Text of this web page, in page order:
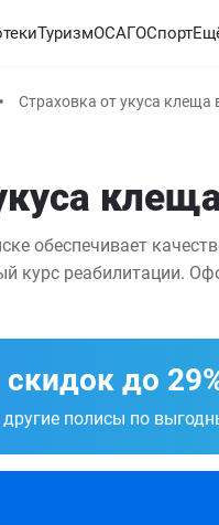
ТуризмОСАГОСпорт
Страховка от укуса клеща
обеспечивает
курс реабилитации.
до
другие полисы по